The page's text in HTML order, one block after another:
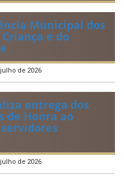
à Informação
Municipal dos
e do